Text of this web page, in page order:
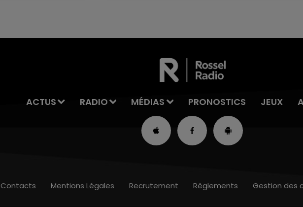
ACTUS RADIO MÉDIAS PRONOSTICS JEUX
Contacts Mentions Légales Recrutement Règlements Gestion des